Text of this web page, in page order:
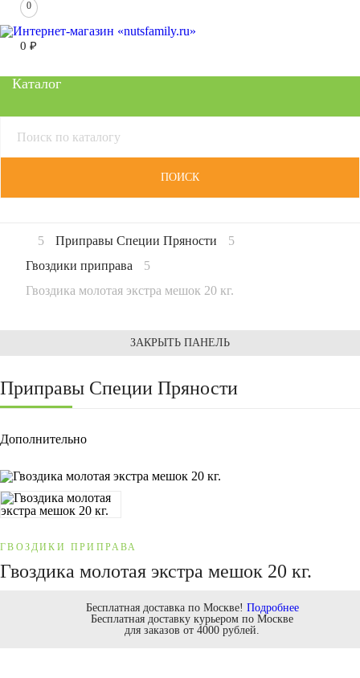
0
0 ₽
Каталог
ПОИСК
Приправы Специи Пряности
Гвоздики приправа
Гвоздика молотая экстра мешок 20 кг.
ЗАКРЫТЬ ПАНЕЛЬ
Приправы Специи Пряности
Дополнительно
ГВОЗДИКИ ПРИПРАВА
Гвоздика молотая экстра мешок 20 кг.
Бесплатная доставка по Москве! Подробнее
Бесплатная доставку курьером по Москве
для заказов от 4000 рублей.